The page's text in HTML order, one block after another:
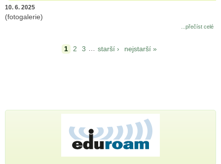
10. 6. 2025
(fotogalerie)
...přečíst celé
1 2 3 starší › nejstarší »